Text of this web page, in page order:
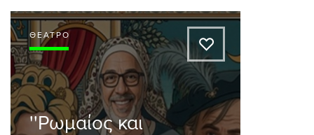
ΘΈΑΤΡΟ
A
''Ρωμαίος και